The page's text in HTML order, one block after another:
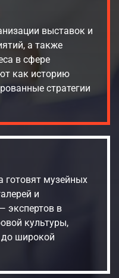
выставок и
а также
в сфере
как историю
стратегии
готовят музейных
и
экспертов в
культуры,
до широкой